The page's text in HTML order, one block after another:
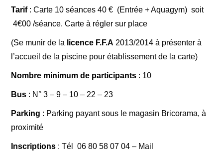
Tarif: Carte 10 séances 40 € (Entrée + Aquagym) soit
4€00 /séance. Carte à régler sur place
(Se munir de la licence F.F.A 2013/2014 à présenter à
l’accueil de la piscine pour établissement de la carte)
Nombre minimum de participants : 10
Bus : N° 3 – 9 – 10 – 22 – 23
Parking : Parking payant sous le magasin Bricorama, à
proximité
Inscriptions : Tél 06 80 58 07 04 – Mail